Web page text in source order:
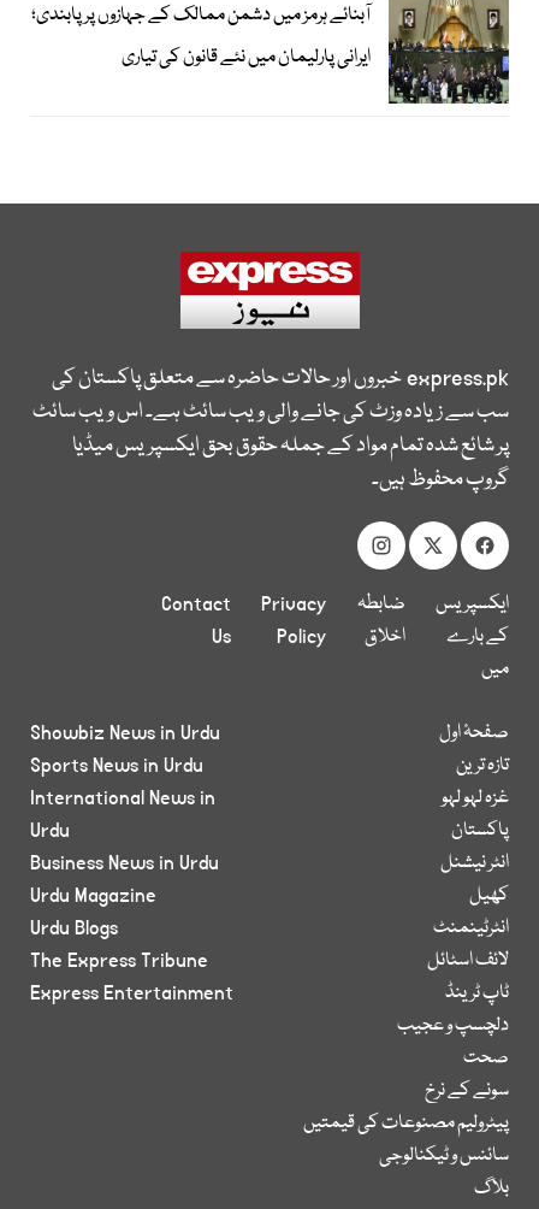
آبنائے ہرمز میں دشمن ممالک کے جہازوں پر پابندی؛
ایرانی پارلیمان میں نئے قانون کی تیاری
express.pkخبروں اور حالات حاضرہ سے متعلق پاکستان کی
سب سے زیادہ وزٹ کی جانے والی ویب سائٹ ہے۔ اس ویب سائٹ
پر شائع شدہ تمام مواد کے جملہ حقوق بحق ایکسپریس میڈیا
گروپ محفوظ ہیں۔
ایکسپریس
کے بارے
میں
ضابطہ
اخلاق
Privacy
Policy
Contact
Us
صفحۂ اول
تازہ ترین
غزہ لہو لہو
پاکستان
انٹر نیشنل
کھیل
انٹرٹینمنٹ
لائف اسٹائل
ٹاپ ٹرینڈ
دلچسپ و عجیب
صحت
سونے کے نرخ
پیٹرولیم مصنوعات کی قیمتیں
سائنس و ٹیکنالوجی
بلاگ
Showbiz News in Urdu
Sports News in Urdu
International News in
Urdu
Business News in Urdu
Urdu Magazine
Urdu Blogs
The Express Tribune
Express Entertainment